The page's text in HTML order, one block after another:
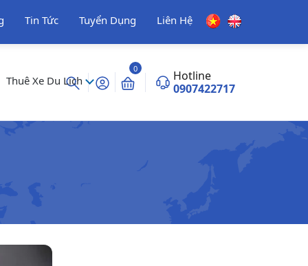
Tin Tức Tuyển Dụng Liên Hệ
Thuê Xe Du Lịch
0
Hotline
0907422717